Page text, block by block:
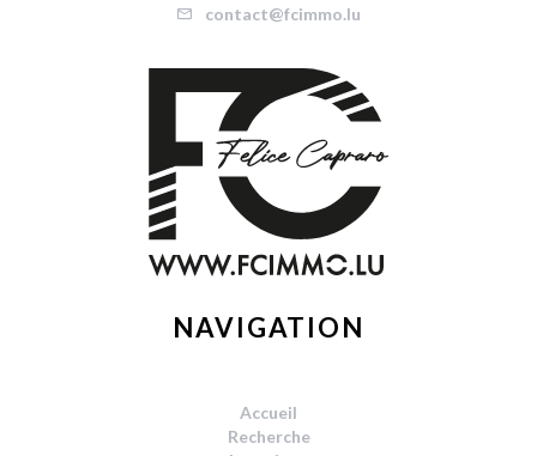
contact@fcimmo.lu
NAVIGATION
Accueil
Recherche